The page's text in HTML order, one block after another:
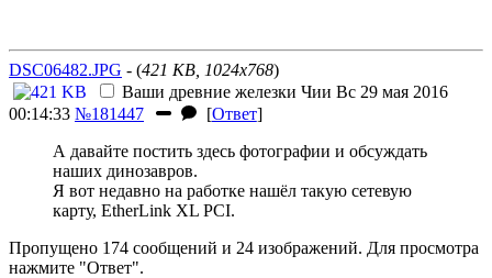
DSC06482.JPG - (421 KB, 1024x768)
Ваши древние железки Чии Вс 29 мая 2016
00:14:33 №181447 [Ответ]
А давайте постить здесь фотографии и обсуждать
наших динозавров.
Я вот недавно на работке нашёл такую сетевую
карту, EtherLink XL PCI.
Пропущено 174 сообщений и 24 изображений. Для просмотра
нажмите "Ответ".